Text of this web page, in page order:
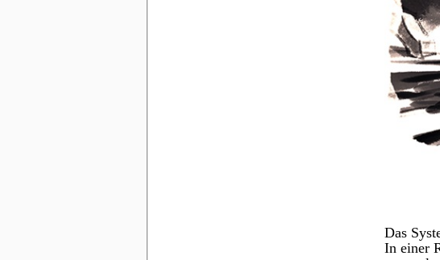
Das
In einer